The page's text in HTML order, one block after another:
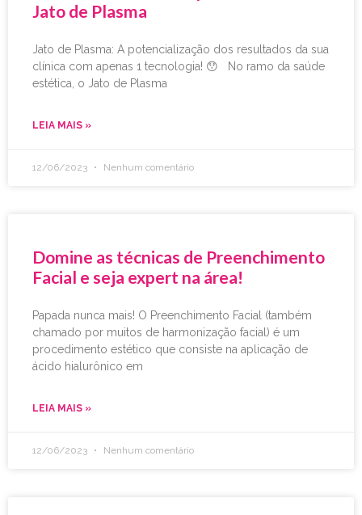
Jato de Plasma
Jato de Plasma: A potencialização dos resultados da sua
clínica com apenas 1 tecnologia! 😯 No ramo da saúde
estética, o Jato de Plasma
LEIA MAIS »
12/06/2023 Nenhum comentário
Domine as técnicas de Preenchimento
Facial e seja expert na área!
Papada nunca mais! O Preenchimento Facial (também
chamado por muitos de harmonização facial) é um
procedimento estético que consiste na aplicação de
ácido hialurônico em
LEIA MAIS »
12/06/2023 Nenhum comentário